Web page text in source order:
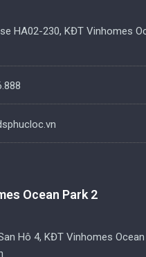
HA02-230, KĐT Vinhomes
Ocean Park 2
Hô 4, KĐT Vinhomes